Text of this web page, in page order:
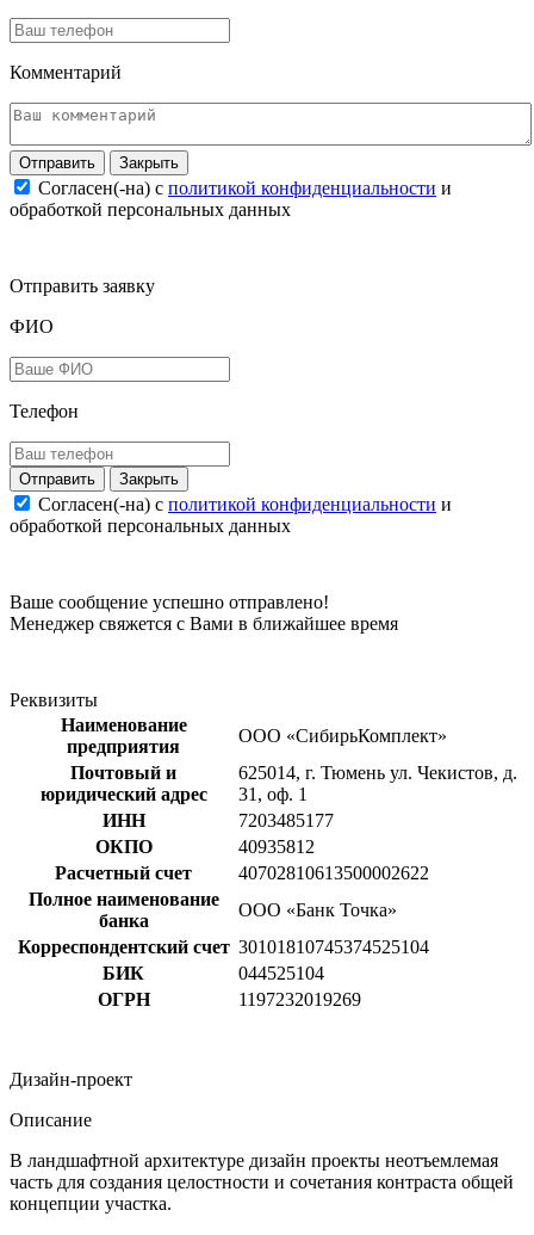
Комментарий
Закрыть
Согласен(-на) c политикой конфиденциальности и
обработкой персональных данных
Отправить заявку
ФИО
Телефон
Закрыть
Согласен(-на) c политикой конфиденциальности и
обработкой персональных данных
Ваше сообщение успешно отправлено!
Менеджер свяжется с Вами в ближайшее время
Реквизиты
Наименование
предприятия
ООО «СибирьКомплект»
Почтовый и
юридический адрес
625014, г. Тюмень ул. Чекистов, д.
31, оф. 1
ИНН
7203485177
ОКПО
40935812
Расчетный счет
40702810613500002622
Полное наименование
банка
ООО «Банк Точка»
Корреспондентский счет 30101810745374525104
БИК
044525104
ОГРН
1197232019269
Дизайн-проект
Описание
В ландшафтной архитектуре дизайн проекты неотъемлемая
часть для создания целостности и сочетания контраста общей
концепции участка.